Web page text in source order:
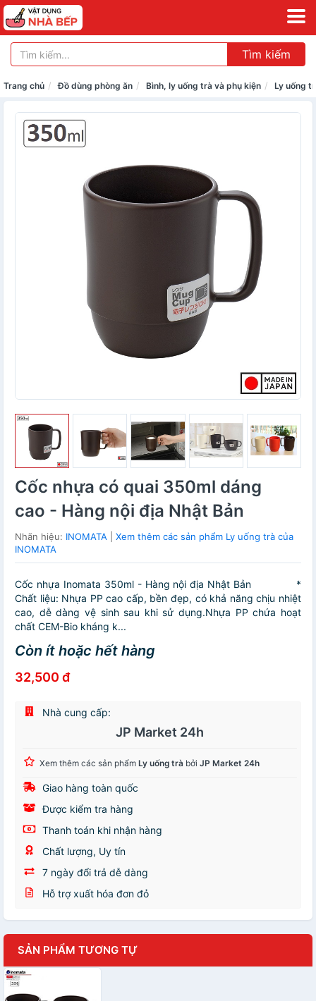
Tìm kiếm
Trang chủ Đồ dùng phòng ăn Bình, ly uống trà và phụ kiện Ly uống
Cốc nhựa có quai 350ml dáng
cao - Hàng nội địa Nhật Bản
Nhãn hiệu: INOMATA
Xem thêm các sản phẩm Ly uống trà của
INOMATA
Cốc nhựa Inomata 350ml - Hàng nội địa Nhật Bản *
Chất liệu: Nhựa PP cao cấp, bền đẹp, có khả năng chịu nhiệt
cao, dễ dàng vệ sinh sau khi sử dụng.Nhựa PP chứa hoạt
chất CEM-Bio kháng k...
Còn ít hoặc hết hàng
32,500 đ
Nhà cung cấp:
JP Market 24h
Xem thêm các sản phẩm Ly uống trà bởi JP Market 24h
Giao hàng toàn quốc
Được kiểm tra hàng
Thanh toán khi nhận hàng
Chất lượng, Uy tín
7 ngày đổi trả dễ dàng
Hỗ trợ xuất hóa đơn đỏ
SẢN PHẨM TƯƠNG TỰ